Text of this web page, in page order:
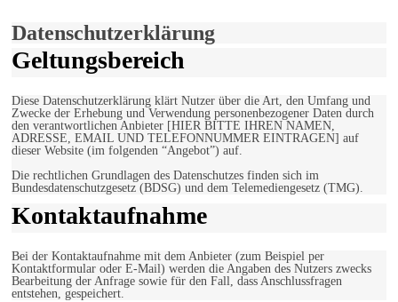
Datenschutzerklärung
Geltungsbereich
Diese Datenschutzerklärung klärt Nutzer über die Art, den Umfang und
Zwecke der Erhebung und Verwendung personenbezogener Daten durch
den verantwortlichen Anbieter [HIER BITTE IHREN NAMEN,
ADRESSE, EMAIL UND TELEFONNUMMER EINTRAGEN] auf
dieser Website (im folgenden “Angebot”) auf.
Die rechtlichen Grundlagen des Datenschutzes finden sich im
Bundesdatenschutzgesetz (BDSG) und dem Telemediengesetz (TMG).
Kontaktaufnahme
Bei der Kontaktaufnahme mit dem Anbieter (zum Beispiel per
Kontaktformular oder E-Mail) werden die Angaben des Nutzers zwecks
Bearbeitung der Anfrage sowie für den Fall, dass Anschlussfragen
entstehen, gespeichert.